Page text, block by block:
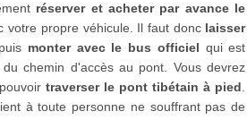
réserver et acheter par avance le
votre propre véhicule. Il faut donc laisser
monter avec le bus officiel qui est
chemin d'accès au pont. Vous devrez
traverser le pont tibétain à pied
à toute personne ne souffrant pas de